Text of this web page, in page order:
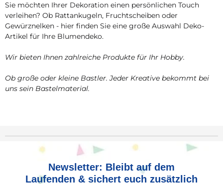
Sie möchten Ihrer Dekoration einen persönlichen Touch
verleihen? Ob Rattankugeln, Fruchtscheiben oder
Gewürznelken - hier finden Sie eine große Auswahl Deko-
Artikel für Ihre Blumendeko.
Wir bieten Ihnen zahlreiche Produkte für Ihr Hobby.
Ob große oder kleine Bastler. Jeder Kreative bekommt bei
uns sein Bastelmaterial.
Newsletter: Bleibt auf dem
Laufenden & sichert euch zusätzlich